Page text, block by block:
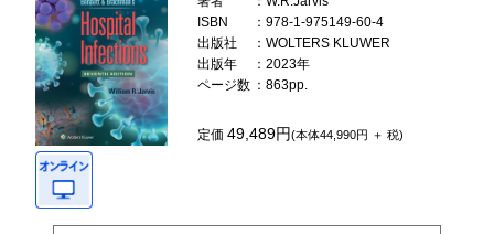
ISBN
：978-1-975149-60-4
出版社
：WOLTERS KLUWER
出版年
：2023年
ページ数 ：863pp.
定価49,489円(本体44,990円 ＋ 税)